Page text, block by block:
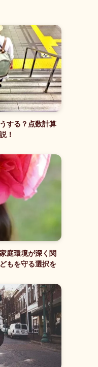
する？点数計算
！
庭環境が深く関
もを守る選択を